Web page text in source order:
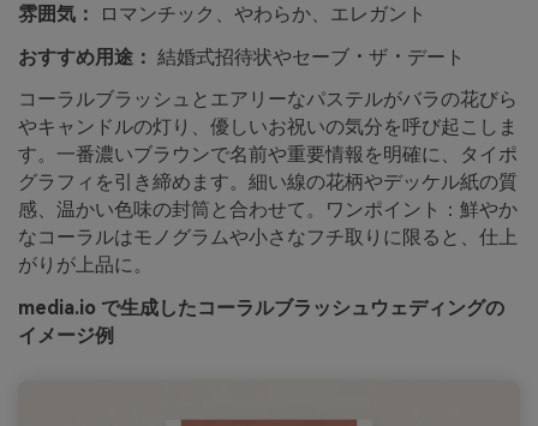
雰囲気：
ロマンチック、やわらか、エレガント
おすすめ用途： 結婚式招待状やセーブ・ザ・デート
コーラルブラッシュとエアリーなパステルがバラの花びら
やキャンドルの灯り、優しいお祝いの気分を呼び起こしま
す。一番濃いブラウンで名前や重要情報を明確に、タイポ
グラフィを引き締めます。細い線の花柄やデッケル紙の質
感、温かい色味の封筒と合わせて。ワンポイント：鮮やか
なコーラルはモノグラムや小さなフチ取りに限ると、仕上
がりが上品に。
media.io で生成したコーラルブラッシュウェディングの
イメージ例